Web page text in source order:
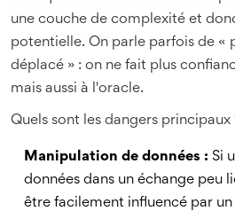
une couche de complexité et
potentielle. On parle parfois de «
déplacé » : on ne fait plus
mais aussi à l'oracle.
Quels sont les dangers principaux
Manipulation de données : Si
données dans un échange peu
être facilement influencé par